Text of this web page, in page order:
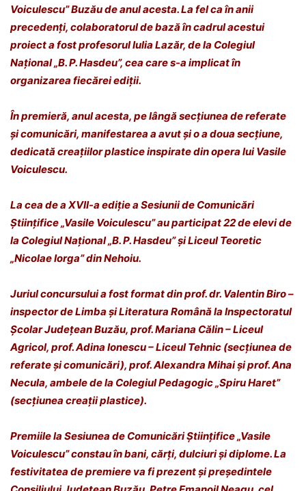
Voiculescu” Buzău de anul acesta. La fel ca în anii
precedenți, colaboratorul de bază în cadrul acestui
proiect a fost profesorul Iulia Lazăr, de la Colegiul
Național „B. P. Hasdeu”, cea care s-a implicat în
organizarea fiecărei ediții.
În premieră, anul acesta, pe lângă secțiunea de referate
și comunicări, manifestarea a avut și o a doua secțiune,
dedicată creațiilor plastice inspirate din opera lui Vasile
Voiculescu.
La cea de a XVII-a ediție a Sesiunii de Comunicări
Științifice „Vasile Voiculescu” au participat 22 de elevi de
la Colegiul Național „B. P. Hasdeu” și Liceul Teoretic
„Nicolae Iorga” din Nehoiu.
Juriul concursului a fost format din prof. dr. Valentin Biro –
inspector de Limba și Literatura Română la Inspectoratul
Școlar Județean Buzău, prof. Mariana Călin – Liceul
Agricol, prof. Adina Ionescu – Liceul Tehnic (secțiunea de
referate și comunicări), prof. Alexandra Mihai și prof. Ana
Necula, ambele de la Colegiul Pedagogic „Spiru Haret”
(secțiunea creații plastice).
Premiile la Sesiunea de Comunicări Științifice „Vasile
Voiculescu” constau în bani, cărți, dulciuri și diplome. La
festivitatea de premiere va fi prezent și președintele